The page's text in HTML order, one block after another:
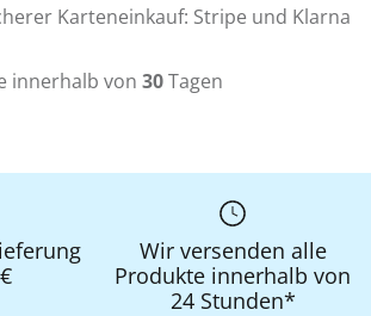
Karteneinkauf: Stripe und Klarna
innerhalb von 30Tagen
Wir versenden alle
Produkte innerhalb von
24 Stunden*